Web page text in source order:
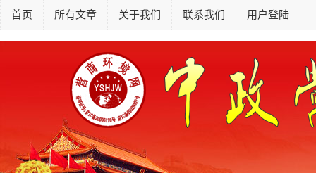
首页 所有文章 关于我们 联系我们 用户登陆